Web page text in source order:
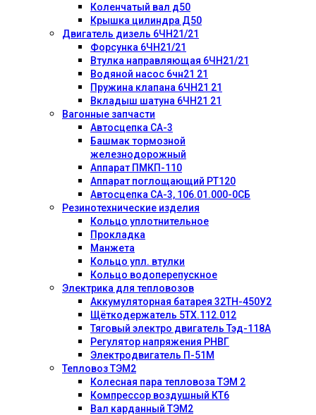
Коленчатый вал д50
Крышка цилиндра Д50
Двигатель дизель 6ЧН21/21
Форсунка 6ЧН21/21
Втулка направляющая 6ЧН21/21
Водяной насос 6чн21 21
Пружина клапана 6ЧН21 21
Вкладыш шатуна 6ЧН21 21
Вагонные запчасти
Автосцепка СА-3
Башмак тормозной
железнодорожный
Аппарат ПМКП-110
Аппарат поглощающий РТ120
Автосцепка СА-3, 106.01.000-0СБ
Резинотехнические изделия
Кольцо уплотнительное
Прокладка
Манжета
Кольцо упл. втулки
Кольцо водоперепускное
Электрика для тепловозов
Аккумуляторная батарея 32ТН-450У2
Щёткодержатель 5ТХ.112.012
Тяговый электро двигатель Тэд-118А
Регулятор напряжения РНВГ
Электродвигатель П-51М
Тепловоз ТЭМ2
Колесная пара тепловоза ТЭМ 2
Компрессор воздушный КТ6
Вал карданный ТЭМ2